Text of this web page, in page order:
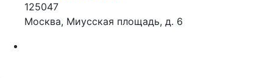
125047
Москва, Миусская площадь, д. 6